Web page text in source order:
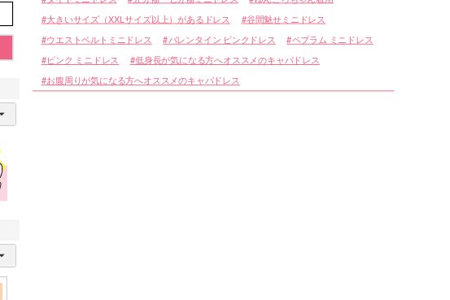
大きいサイズ（XXLサイズ以上）があるドレス 谷間魅せミニドレス
ウエストベルトミニドレス バレンタイン ピンクドレス ペプラム ミニドレス
ピンク ミニドレス
低身長が気になる方へオススメのキャバドレス
お腹周りが気になる方へオススメのキャバドレス